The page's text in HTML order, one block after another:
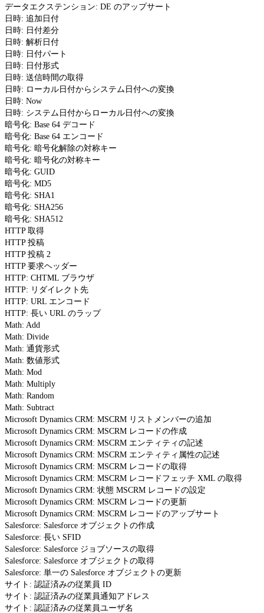
データエクステンション: DE のアップサート
日時: 追加日付
日時: 日付差分
日時: 解析日付
日時: 日付パート
日時: 日付形式
日時: 送信時間の取得
日時: ローカル日付からシステム日付への変換
日時: Now
日時: システム日付からローカル日付への変換
暗号化: Base 64 デコード
暗号化: Base 64 エンコード
暗号化: 暗号化解除の対称キー
暗号化: 暗号化の対称キー
暗号化: GUID
暗号化: MD5
暗号化: SHA1
暗号化: SHA256
暗号化: SHA512
HTTP 取得
HTTP 投稿
HTTP 投稿 2
HTTP 要求ヘッダー
HTTP: CHTML ブラウザ
HTTP: リダイレクト先
HTTP: URL エンコード
HTTP: 長い URL のラップ
Math: Add
Math: Divide
Math: 通貨形式
Math: 数値形式
Math: Mod
Math: Multiply
Math: Random
Math: Subtract
Microsoft Dynamics CRM: MSCRM リストメンバーの追加
Microsoft Dynamics CRM: MSCRM レコードの作成
Microsoft Dynamics CRM: MSCRM エンティティの記述
Microsoft Dynamics CRM: MSCRM エンティティ属性の記述
Microsoft Dynamics CRM: MSCRM レコードの取得
Microsoft Dynamics CRM: MSCRM レコードフェッチ XML の取得
Microsoft Dynamics CRM: 状態 MSCRM レコードの設定
Microsoft Dynamics CRM: MSCRM レコードの更新
Microsoft Dynamics CRM: MSCRM レコードのアップサート
Salesforce: Salesforce オブジェクトの作成
Salesforce: 長い SFID
Salesforce: Salesforce ジョブソースの取得
Salesforce: Salesforce オブジェクトの取得
Salesforce: 単一の Salesforce オブジェクトの更新
サイト: 認証済みの従業員 ID
サイト: 認証済みの従業員通知アドレス
サイト: 認証済みの従業員ユーザ名